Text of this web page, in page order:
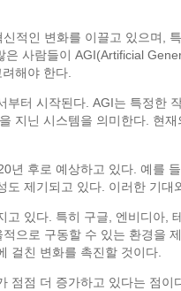
적인 변화를 이끌고 있으며,
사람들이 AGI(Artificial
해야 한다.
터 시작된다. AGI는 특정한
지닌 시스템을 의미한다. 현
년 후로 예상하고 있다. 예를
제기되고 있다. 이러한 기
있다. 특히 구글, 엔비디아
으로 구동할 수 있는 환경을
걸친 변화를 촉진할 것이다.
점점 더 증가하고 있다는 점